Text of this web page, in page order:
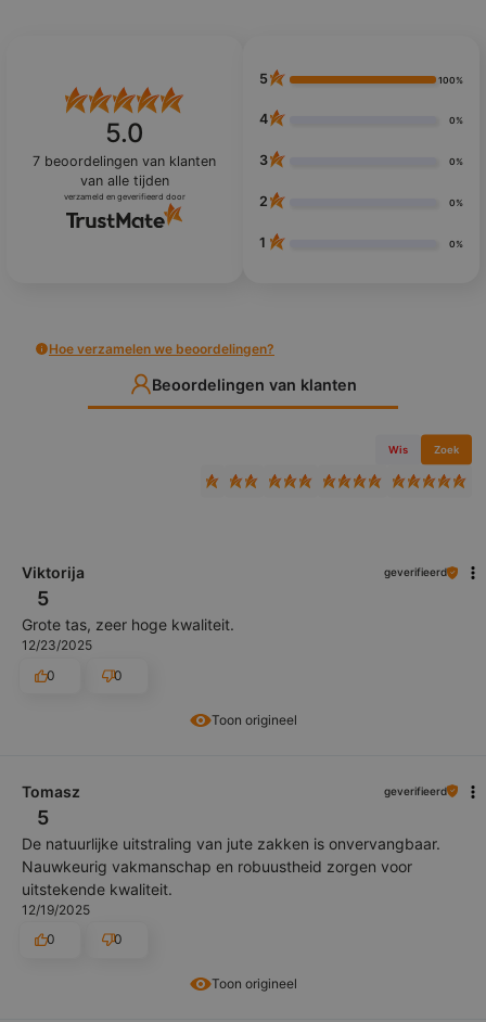
5.0
7 beoordelingen van klanten
van alle tijden
verzameld en geverifieerd door
5 100%
4 0%
3 0%
2 0%
1 0%
Hoe verzamelen we beoordelingen?
Beoordelingen van klanten
Wis Zoek
Toon origineel
Viktorija geverifieerd
5
Grote tas, zeer hoge kwaliteit.
12/23/2025
0
0
Toon origineel
Tomasz geverifieerd
5
De natuurlijke uitstraling van jute zakken is onvervangbaar.
Nauwkeurig vakmanschap en robuustheid zorgen voor
uitstekende kwaliteit.
12/19/2025
0
0